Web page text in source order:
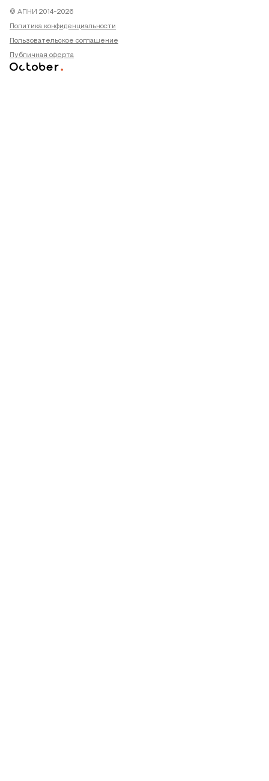
© АПНИ 2014-2026
Политика конфиденциальности
Пользовательское соглашение
Публичная оферта